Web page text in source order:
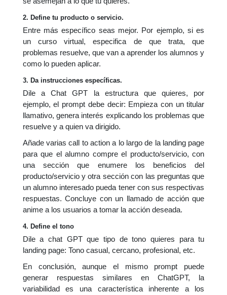
2. Define tu producto o servicio.
Entre más específico seas mejor. Por ejemplo, si es
un curso virtual, especifica de que trata, que
problemas resuelve, que van a aprender los alumnos y
como lo pueden aplicar.
3. Da instrucciones específicas.
Dile a Chat GPT la estructura que quieres, por
ejemplo, el prompt debe decir: Empieza con un titular
llamativo, genera interés explicando los problemas que
resuelve y a quien va dirigido.
Añade varias call to action a lo largo de la landing page
para que el alumno compre el producto/servicio, con
una sección que enumere los beneficios del
producto/servicio y otra sección con las preguntas que
un alumno interesado pueda tener con sus respectivas
respuestas. Concluye con un llamado de acción que
anime a los usuarios a tomar la acción deseada.
4. Define el tono
Dile a chat GPT que tipo de tono quieres para tu
landing page: Tono casual, cercano, profesional, etc.
En conclusión, aunque el mismo prompt puede
generar respuestas similares en ChatGPT, la
variabilidad es una característica inherente a los